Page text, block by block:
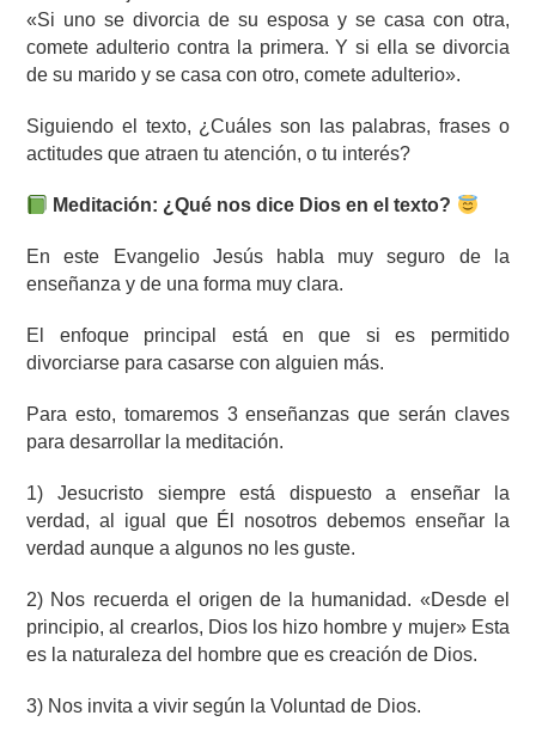
«Si uno se divorcia de su esposa y se casa con otra,
comete adulterio contra la primera. Y si ella se divorcia
de su marido y se casa con otro, comete adulterio».
Siguiendo el texto, ¿Cuáles son las palabras, frases o
actitudes que atraen tu atención, o tu interés?
Meditación: ¿Qué nos dice Dios en el texto?
En este Evangelio Jesús habla muy seguro de la
enseñanza y de una forma muy clara.
El enfoque principal está en que si es permitido
divorciarse para casarse con alguien más.
Para esto, tomaremos 3 enseñanzas que serán claves
para desarrollar la meditación.
1) Jesucristo siempre está dispuesto a enseñar la
verdad, al igual que Él nosotros debemos enseñar la
verdad aunque a algunos no les guste.
2) Nos recuerda el origen de la humanidad. «Desde el
principio, al crearlos, Dios los hizo hombre y mujer» Esta
es la naturaleza del hombre que es creación de Dios.
3) Nos invita a vivir según la Voluntad de Dios.